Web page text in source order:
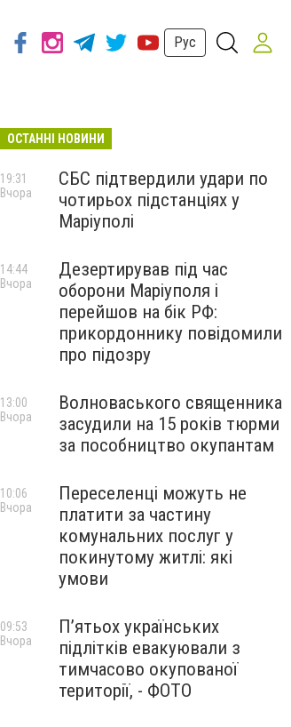
Рус
ОСТАННІ НОВИНИ
СБС підтвердили удари по
чотирьох підстанціях у
Маріуполі
19:31
Вчора
Дезертирував під час
оборони Маріуполя і
перейшов на бік РФ:
прикордоннику повідомили
про підозру
14:44
Вчора
Волноваського священника
засудили на 15 років тюрми
за пособництво окупантам
13:00
Вчора
Переселенці можуть не
платити за частину
комунальних послуг у
покинутому житлі: які
умови
10:06
Вчора
П’ятьох українських
підлітків евакуювали з
тимчасово окупованої
території, - ФОТО
09:53
Вчора